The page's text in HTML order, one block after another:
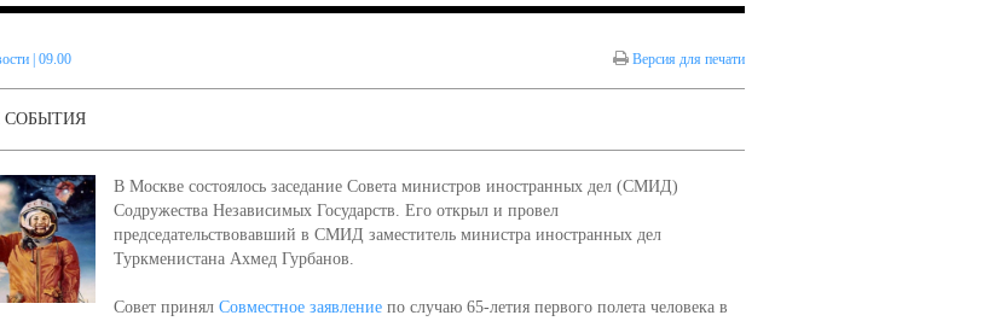
| 09.00 Версия для печати
СОБЫТИЯ
В Москве состоялось заседание Совета министров иностранных дел (СМИД)
Содружества Независимых Государств. Его открыл и провел
председательствовавший в СМИД заместитель министра иностранных дел
Туркменистана Ахмед Гурбанов.
Совет принял Совместное заявлениепо случаю 65-летия первого полета человека в